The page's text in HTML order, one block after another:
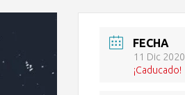
FECHA
11 Dic 2020
¡Caducado!